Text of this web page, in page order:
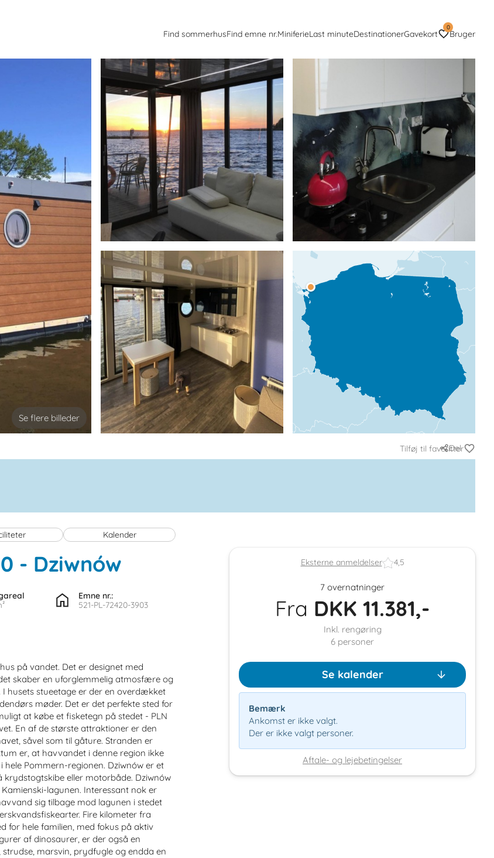
Find sommerhusFind emne nr.MiniferieLast minuteDestinationerGavekort
0
Bruger
Tilføj til favoritter
Del
Kalender
- Dziwnów
Emne nr.:
521-PL-72420-3903
på vandet. Det er designet med
skaber en uforglemmelig atmosfære og
husets stueetage er der en overdækket
møder. Det er det perfekte sted for
at købe et fisketegn på stedet - PLN
En af de største attraktioner er den
såvel som til gåture. Stranden er
er, at havvandet i denne region ikke
Pommern-regionen. Dziwnów er et
eller motorbåde. Dziwnów
lagunen. Interessant nok er
sig tilbage mod lagunen i stedet
Fire kilometer fra
for hele familien, med fokus på aktiv
af dinosaurer, er der også en
marsvin, prydfugle og endda en
Eksterne anmeldelser 4,5
7 overnatninger
Fra DKK 11.381,-
Inkl. rengøring
6 personer
Se kalender
Bemærk
Ankomst er ikke valgt.
Der er ikke valgt personer.
Aftale- og lejebetingelser